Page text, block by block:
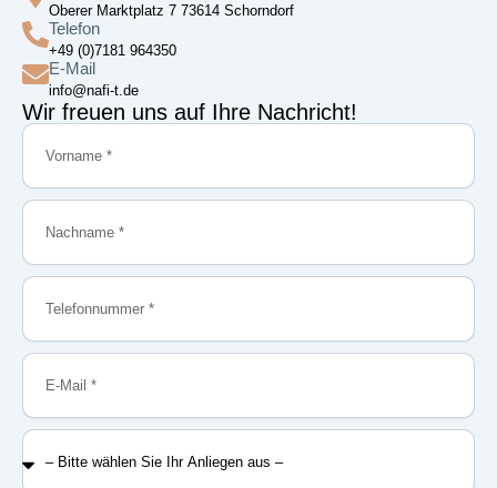
Oberer Marktplatz 7 73614 Schorndorf
Telefon
+49 (0)7181 964350
E-Mail
info@nafi-t.de
Wir freuen uns auf Ihre Nachricht!
Vorname
Nachname
Telefonnummer
E-
Mail
–
Bitte